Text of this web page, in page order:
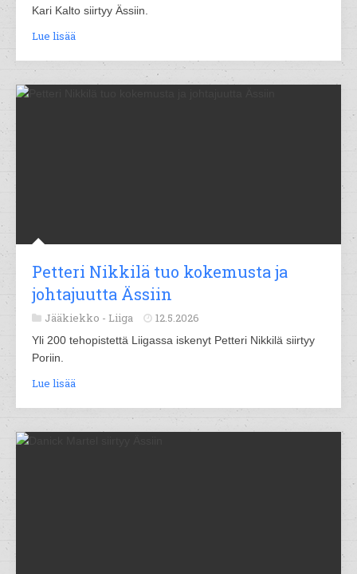
Kari Kalto siirtyy Ässiin.
Lue lisää
Petteri Nikkilä tuo kokemusta ja
johtajuutta Ässiin
Jääkiekko - Liiga 12.5.2026
Yli 200 tehopistettä Liigassa iskenyt Petteri Nikkilä siirtyy
Poriin.
Lue lisää